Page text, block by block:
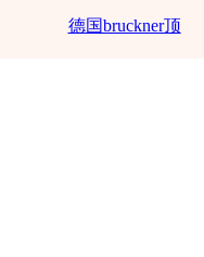
德国bruckner顶